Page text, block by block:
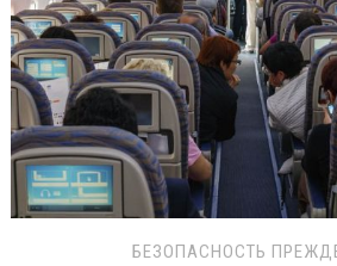
БЕЗОПАСНОСТЬ